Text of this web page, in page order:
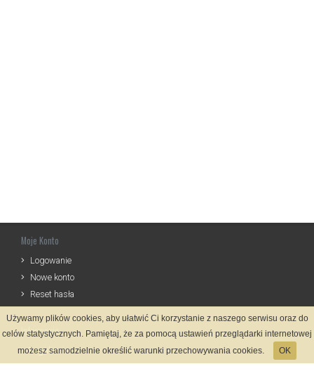
Moje Konto
Logowanie
Nowe konto
Reset hasła
Informacje
Regulamin
Używamy plików cookies, aby ułatwić Ci korzystanie z naszego serwisu oraz do
celów statystycznych. Pamiętaj, że za pomocą ustawień przeglądarki internetowej
możesz samodzielnie określić warunki przechowywania cookies.
OK